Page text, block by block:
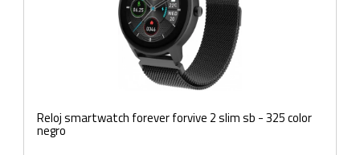
Reloj smartwatch forever forvive 2 slim sb - 325 color
negro